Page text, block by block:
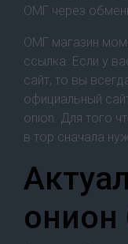
ОМГ через
ОМГ магазин
ссылка. Если у
сайт, то вы
официальный
onion. Для того
в тор сначала
онион